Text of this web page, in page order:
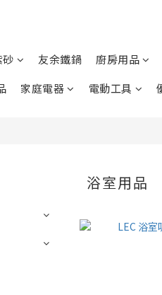
砂 友余鐵鍋 廚房用品
家庭電器 電動工具
浴室用品